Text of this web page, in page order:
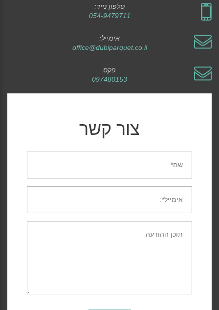
טלפון נייד:
054-9479711
אימייל:
office@dubiparquet.co.il
פקס
097480153
צור קשר